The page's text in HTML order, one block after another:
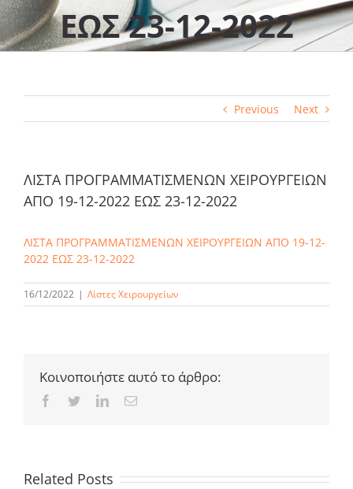
ΕΩΣ 23-12-2022
Previous Next
ΛΙΣΤΑ ΠΡΟΓΡΑΜΜΑΤΙΣΜΕΝΩΝ ΧΕΙΡΟΥΡΓΕΙΩΝ
ΑΠΟ 19-12-2022 ΕΩΣ 23-12-2022
ΛΙΣΤΑ ΠΡΟΓΡΑΜΜΑΤΙΣΜΕΝΩΝ ΧΕΙΡΟΥΡΓΕΙΩΝ ΑΠΟ 19-12-
2022 ΕΩΣ 23-12-2022
16/12/2022 | Λίστες Χειρουργείων
Κοινοποιήστε αυτό το άρθρο:
Facebook
TwitterLinkedInEmail
Related Posts